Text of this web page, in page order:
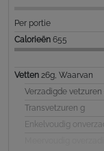
Per portie
Calorieën 655
Vetten 26g, Waarvan
Verzadigde vetzuren
Transvetzuren g
Enkelvoudig